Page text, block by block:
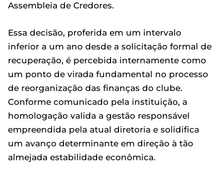
Assembleia de Credores.
Essa decisão, proferida em um intervalo
inferior a um ano desde a solicitação formal de
recuperação, é percebida internamente como
um ponto de virada fundamental no processo
de reorganização das finanças do clube.
Conforme comunicado pela instituição, a
homologação valida a gestão responsável
empreendida pela atual diretoria e solidifica
um avanço determinante em direção à tão
almejada estabilidade econômica.